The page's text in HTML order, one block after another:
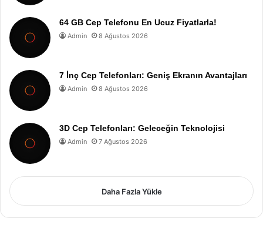
64 GB Cep Telefonu En Ucuz Fiyatlarla!
Admin 8 Ağustos 2026
7 İnç Cep Telefonları: Geniş Ekranın Avantajları
Admin 8 Ağustos 2026
3D Cep Telefonları: Geleceğin Teknolojisi
Admin 7 Ağustos 2026
Daha Fazla Yükle